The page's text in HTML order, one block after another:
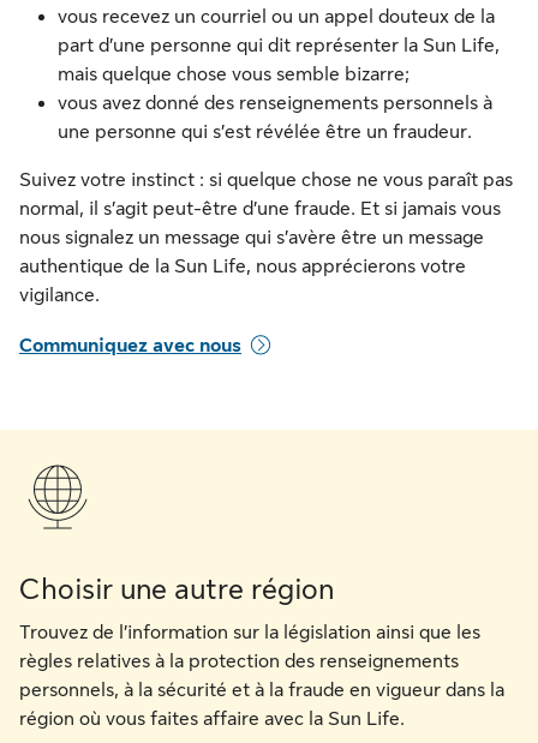
vous recevez un courriel ou un appel douteux de la
part d’une personne qui dit représenter la Sun Life,
mais quelque chose vous semble bizarre;
vous avez donné des renseignements personnels à
une personne qui s’est révélée être un fraudeur.
Suivez votre instinct : si quelque chose ne vous paraît pas
normal, il s’agit peut-être d’une fraude. Et si jamais vous
nous signalez un message qui s’avère être un message
authentique de la Sun Life, nous apprécierons votre
vigilance.
Communiquez avec nous
Choisir une autre région
Trouvez de l’information sur la législation ainsi que les
règles relatives à la protection des renseignements
personnels, à la sécurité et à la fraude en vigueur dans la
région où vous faites affaire avec la Sun Life.